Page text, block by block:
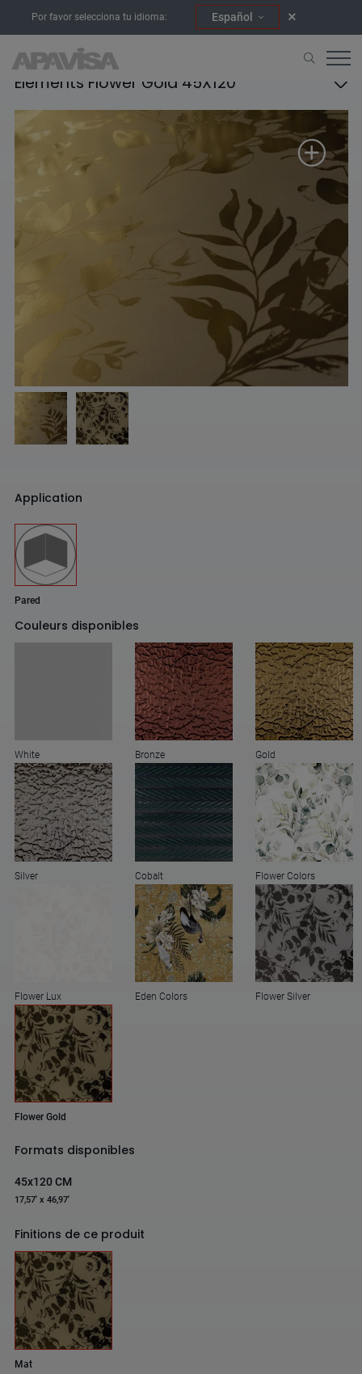
Por favor selecciona tu idioma: Español
Elements Flower Gold 45X120
Application
Pared
Couleurs disponibles
White Bronze Gold
Silver Cobalt Flower Colors
Flower Lux Eden Colors Flower Silver
Flower Gold
Formats disponibles
45x120 CM
17,57' x 46,97'
Finitions de ce produit
Mat